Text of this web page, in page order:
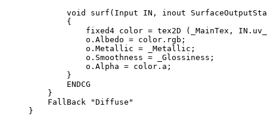
void surf(Input IN, inout
        {
fixed4 color = tex2D (_MainTex,
            o.Albedo = color.rgb;
            o.Metallic = _Metallic;
            o.Smoothness = _Glossiness;
            o.Alpha = color.a;
        }
        ENDCG
    }
    FallBack "Diffuse"
}